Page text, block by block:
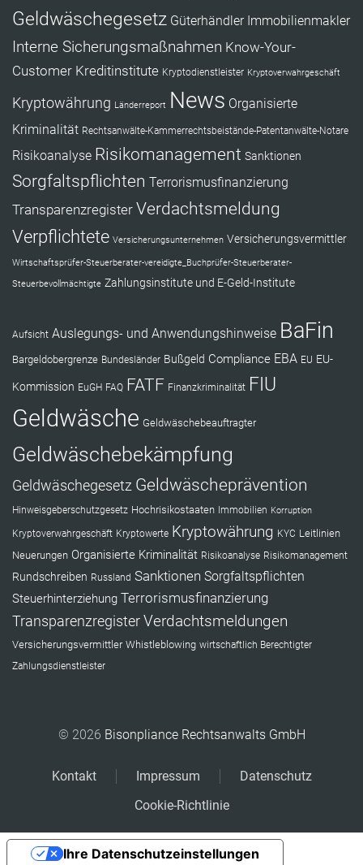
Geldwäschegesetz Güterhändler Immobilienmakler
Interne Sicherungsmaßnahmen Know-Your-
Customer Kreditinstitute Kryptodienstleister Kryptoverwahrgeschäft
Kryptowährung Länderreport News Organisierte
Kriminalität Rechtsanwälte-Kammerrechtsbeistände-Patentanwälte-Notare
Risikoanalyse Risikomanagement Sanktionen
Sorgfaltspflichten Terrorismusfinanzierung
Transparenzregister Verdachtsmeldung
Verpflichtete Versicherungsunternehmen Versicherungsvermittler
Wirtschaftsprüfer-Steuerberater-vereidigte_Buchprüfer-Steuerberater-
Steuerbevollmächtigte Zahlungsinstitute und E-Geld-Institute
Aufsicht Auslegungs- und Anwendungshinweise BaFin
Bargeldobergrenze Bundesländer Bußgeld Compliance EBA EU EU-
Kommission EuGH FAQ FATF Finanzkriminalität FIU
Geldwäsche Geldwäschebeauftragter
Geldwäschebekämpfung
Geldwäschegesetz Geldwäscheprävention
Hinweisgeberschutzgesetz Hochrisikostaaten Immobilien Korruption
Kryptoverwahrgeschäft Kryptowerte Kryptowährung KYC Leitlinien
Neuerungen Organisierte Kriminalität Risikoanalyse Risikomanagement
Rundschreiben Russland Sanktionen Sorgfaltspflichten
Steuerhinterziehung Terrorismusfinanzierung
TransparenzregisterVerdachtsmeldungen
Versicherungsvermittler Whistleblowing wirtschaftlich Berechtigter
Zahlungsdienstleister
© 2026 Bisonpliance Rechtsanwalts GmbH
Kontakt Impressum
Datenschutz
Cookie-Richtlinie
Ihre Datenschutzeinstellungen